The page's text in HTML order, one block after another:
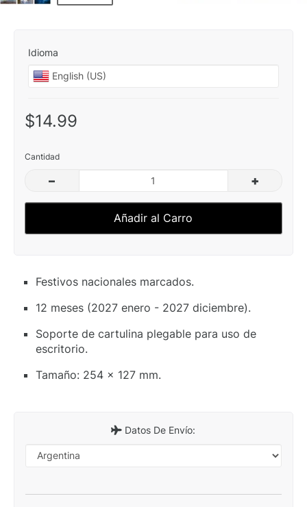
Idioma
$14.99
Cantidad
– +
Añadir al Carro
Festivos nacionales marcados.
12 meses (2027 enero - 2027 diciembre).
Soporte de cartulina plegable para uso de
escritorio.
Tamaño: 254 x 127 mm.
Datos De Envío: